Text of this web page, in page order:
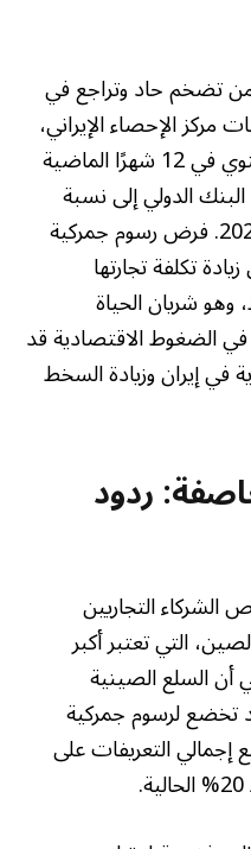
من تضخم حاد وتراجع في
مركز الإحصاء الإيراني،
بلغ متوسط معدل التضخم السنوي في 12 شهرًا الماضية
البنك الدولي إلى نسبة
تضخم بلغت 32.5% في عام 2024. فرض رسوم جمركية
تكلفة تجارتها
شريان الحياة
في الضغوط الاقتصادية قد
في إيران وزيادة السخط
ردود
التجاريين
التي تعتبر أكبر
أن السلع الصينية
تخضع لرسوم جمركية
مما يرفع إجمالي التعريفات على